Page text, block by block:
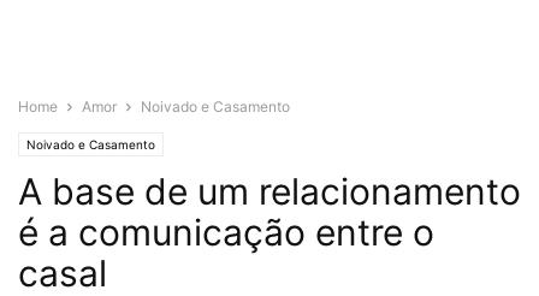
Home Amor Noivado e Casamento
Noivado e Casamento
A base de um relacionamento
é a comunicação entre o
casal